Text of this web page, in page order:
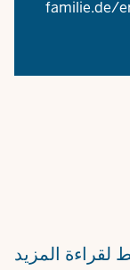
familie.de/
لقراءة المزيد